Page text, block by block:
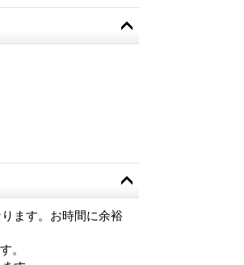
ます。お時間に余裕
。